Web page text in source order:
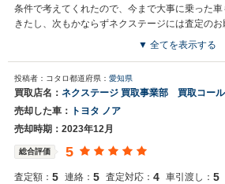
条件で考えてくれたので、今まで大事に乗った
きたし、次もかならずネクステージには査定のお
▼ 全てを表示する
投稿者：コタロ都道府県： 愛知県
買取店名： ネクステージ 買取事業部 買取コー
売却した車：
トヨタ ノア
売却時期：2023年12月
総合評価 5
査定額： 5 連絡： 5 査定対応： 4 車引渡し： 5